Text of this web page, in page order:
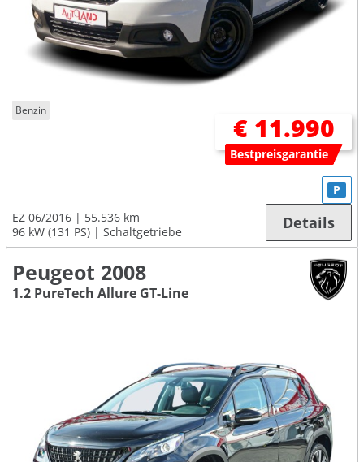
Benzin
€ 11.990
Bestpreisgarantie
EZ 06/2016
55.536 km
96 kW (131 PS)
Schaltgetriebe
P
Details
Peugeot 2008
1.2 PureTech Allure GT-Line